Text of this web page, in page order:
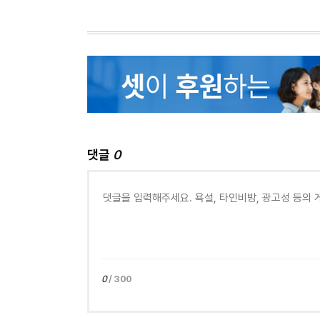
댓글 0
0/ 300